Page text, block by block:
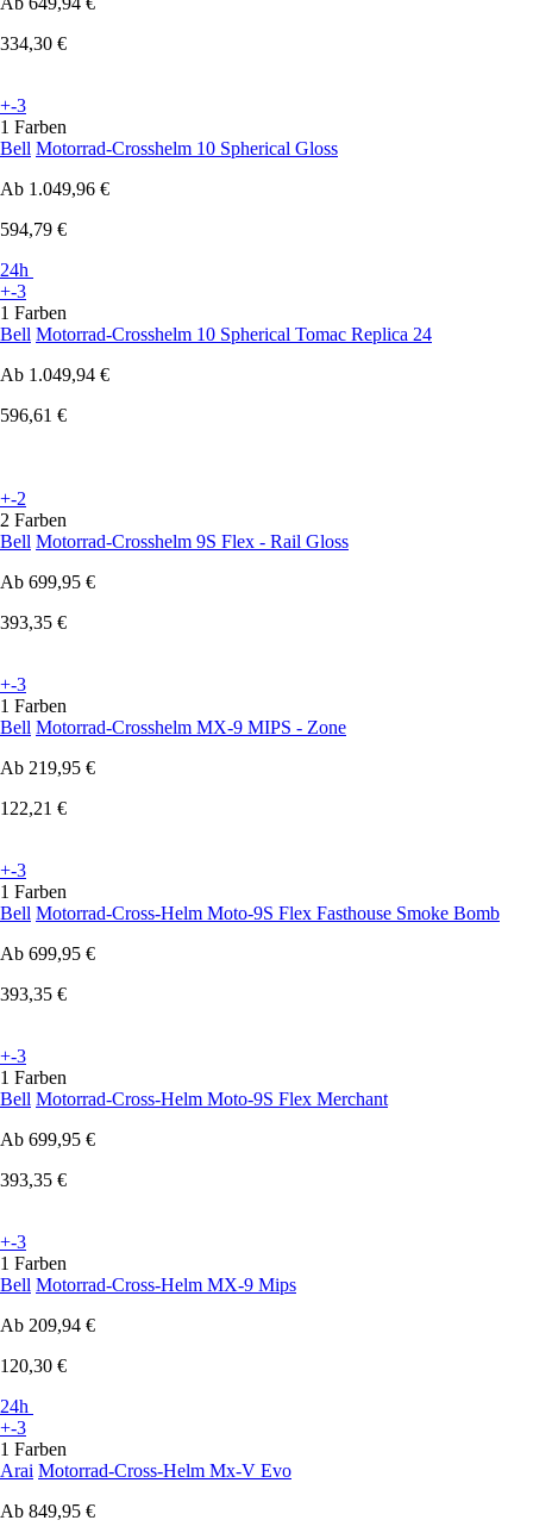
334,30 €
+-3
1 Farben
Bell Motorrad-Crosshelm 10 Spherical Gloss
Ab 1.049,96 €
594,79 €
24h
+-3
1 Farben
Bell Motorrad-Crosshelm 10 Spherical Tomac Replica 24
Ab 1.049,94 €
596,61 €
+-2
2 Farben
Bell Motorrad-Crosshelm 9S Flex - Rail Gloss
Ab 699,95 €
393,35 €
+-3
1 Farben
Bell Motorrad-Crosshelm MX-9 MIPS - Zone
Ab 219,95 €
122,21 €
+-3
1 Farben
Bell Motorrad-Cross-Helm Moto-9S Flex Fasthouse Smoke Bomb
Ab 699,95 €
393,35 €
+-3
1 Farben
Bell Motorrad-Cross-Helm Moto-9S Flex Merchant
Ab 699,95 €
393,35 €
+-3
1 Farben
Bell Motorrad-Cross-Helm MX-9 Mips
Ab 209,94 €
120,30 €
24h
+-3
1 Farben
Arai Motorrad-Cross-Helm Mx-V Evo
Ab 849,95 €